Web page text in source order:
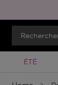
ÉTÉ